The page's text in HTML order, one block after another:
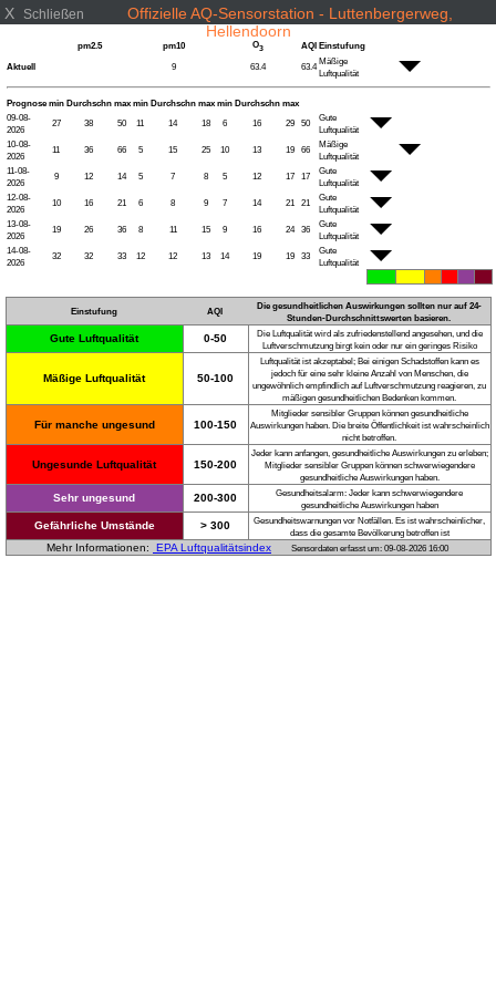
X Schließen
Offizielle AQ-Sensorstation - Luttenbergerweg,
Hellendoorn
pm2.5 pm10 O3 AQI Einstufung
Aktuell
9 63.4 63.4 Mäßige
Luftqualität
Prognose min Durchschn max min Durchschn max min Durchschn max
09-08-
2026
27 38 50 11 14 18 6 16 29 50
Gute
Luftqualität
10-08-
2026
11 36 66 5 15 25 10 13 19 66
Mäßige
Luftqualität
11-08-
2026
9 12 14 5 7 8 5 12 17 17
Gute
Luftqualität
12-08-
2026
10 16 21 6 8 9 7 14 21 21
Gute
Luftqualität
13-08-
2026
19 26 36 8 11 15 9 16 24 36
Gute
Luftqualität
14-08-
2026
32 32 33 12 12 13 14 19 19 33
Gute
Luftqualität
Einstufung AQI
Die gesundheitlichen Auswirkungen sollten nur auf 24-
Stunden-Durchschnittswerten basieren.
Gute Luftqualität 0-50
Die Luftqualität wird als zufriedenstellend angesehen, und die
Luftverschmutzung birgt kein oder nur ein geringes Risiko
Mäßige Luftqualität 50-100
Luftqualität ist akzeptabel; Bei einigen Schadstoffen kann es
jedoch für eine sehr kleine Anzahl von Menschen, die
ungewöhnlich empfindlich auf Luftverschmutzung reagieren, zu
mäßigen gesundheitlichen Bedenken kommen.
Für manche ungesund 100-150
Mitglieder sensibler Gruppen können gesundheitliche
Auswirkungen haben. Die breite Öffentlichkeit ist wahrscheinlich
nicht betroffen.
Ungesunde Luftqualität 150-200
Jeder kann anfangen, gesundheitliche Auswirkungen zu erleben;
Mitglieder sensibler Gruppen können schwerwiegendere
gesundheitliche Auswirkungen haben.
Sehr ungesund 200-300
Gesundheitsalarm: Jeder kann schwerwiegendere
gesundheitliche Auswirkungen haben
Gefährliche Umstände > 300
Gesundheitswarnungen vor Notfällen. Es ist wahrscheinlicher,
dass die gesamte Bevölkerung betroffen ist
Mehr Informationen: EPA Luftqualitätsindex Sensordaten erfasst um: 09-08-2026 16:00